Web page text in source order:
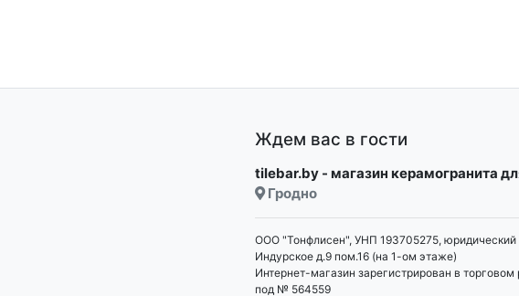
Ждем вас в гости
tilebar.by - магазин керамогранита
Гродно
ООО "Тонфлисен", УНП 193705275, юридический
Индурское д.9 пом.16 (на 1-ом этаже)
Интернет-магазин зарегистрирован в
под № 564559